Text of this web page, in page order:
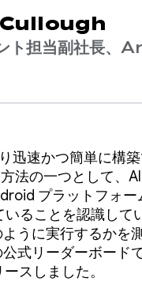
ト担当副社長
迅速かつ簡単に構築
法の一つとして、
プラットフォー
ることを認識して
うに実行するかを
式リーダーボード
スしました。